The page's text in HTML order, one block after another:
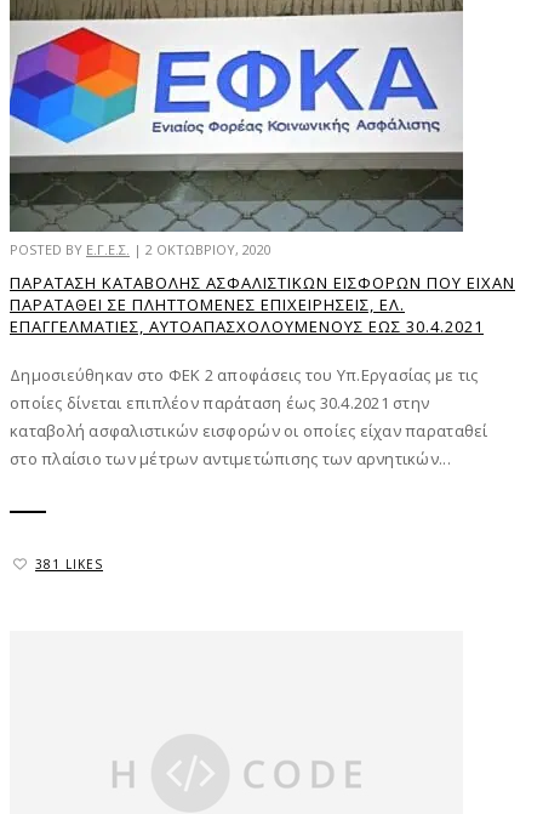
POSTED BY Ε.Γ.Ε.Σ. | 2 ΟΚΤΩΒΡΊΟΥ, 2020
ΠΑΡΆΤΑΣΗ ΚΑΤΑΒΟΛΉΣ ΑΣΦΑΛΙΣΤΙΚΏΝ ΕΙΣΦΟΡΏΝ ΠΟΥ ΕΊΧΑΝ
ΠΑΡΑΤΑΘΕΊ ΣΕ ΠΛΗΤΤΌΜΕΝΕΣ ΕΠΙΧΕΙΡΉΣΕΙΣ, ΕΛ.
ΕΠΑΓΓΕΛΜΑΤΊΕΣ, ΑΥΤΟΑΠΑΣΧΟΛΟΎΜΕΝΟΥΣ ΈΩΣ 30.4.2021
Δημοσιεύθηκαν στο ΦΕΚ 2 αποφάσεις του Υπ.Εργασίας με τις
οποίες δίνεται επιπλέον παράταση έως 30.4.2021 στην
καταβολή ασφαλιστικών εισφορών οι οποίες είχαν παραταθεί
στο πλαίσιο των μέτρων αντιμετώπισης των αρνητικών...
381 LIKES